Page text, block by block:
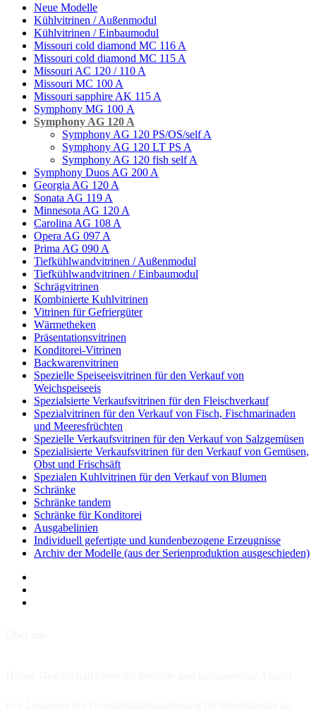
Neue Modelle
Kühlvitrinen / Außenmodul
Kühlvitrinen / Einbaumodul
Missouri cold diamond MC 116 A
Missouri cold diamond MC 115 A
Missouri AC 120 / 110 A
Missouri MC 100 A
Missouri sapphire AK 115 A
Symphony MG 100 А
Symphony AG 120 A
Symphony AG 120 PS/OS/self A
Symphony AG 120 LT PS A
Symphony AG 120 fish self A
Symphony Duos AG 200 A
Georgia AG 120 A
Sonata AG 119 A
Minnesota AG 120 A
Carolina AG 108 A
Opera AG 097 A
Prima AG 090 A
Tiefkühlwandvitrinen / Außenmodul
Tiefkühlwandvitrinen / Einbaumodul
Schrägvitrinen
Кombinierte Kuhlvitrinen
Vitrinen für Gefriergüter
Wärmetheken
Präsentationsvitrinen
Konditorei-Vitrinen
Backwarenvitrinen
Spezielle Speiseeisvitrinen für den Verkauf von
Weichspeiseeis
Spezialsierte Verkaufsvitrinen für den Fleischverkauf
Spezialvitrinen für den Verkauf von Fisch, Fischmarinaden
und Meeresfrüchten
Spezielle Verkaufsvitrinen für den Verkauf von Salzgemüsen
Spezialisierte Verkaufsvitrinen für den Verkauf von Gemüsen,
Obst und Frischsäft
Spezialen Kuhlvitrinen für den Verkauf von Blumen
Schränke
Schränke tandem
Schränke für Konditorei
Ausgabelinien
Individuell gefertigte und kundenbezogene Erzeugnisse
Archiv der Modelle (aus der Serienproduktion ausgeschieden)